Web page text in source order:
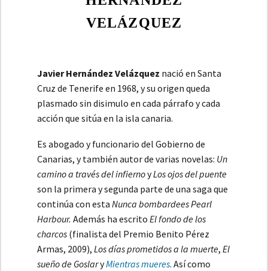
VELÁZQUEZ
Javier Hernández Velázquez nació en Santa
Cruz de Tenerife en 1968, y su origen queda
plasmado sin disimulo en cada párrafo y cada
acción que sitúa en la isla canaria.
Es abogado y funcionario del Gobierno de
Canarias, y también autor de varias novelas: Un
camino a través del infiernoyLos ojos del puente
son la primera y segunda parte de una saga que
continúa con esta Nunca bombardees Pearl
Harbour. Además ha escrito El fondo de los
charcos (finalista del Premio Benito Pérez
Armas, 2009), Los días prometidos a la muerte, El
sueño de GoslaryMientras mueres. Así como